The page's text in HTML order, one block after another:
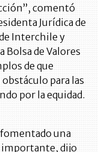
comentó
Jurídica de
Interchile y
Bolsa de Valores
de que
para las
por la equidad.
una
importante, dijo